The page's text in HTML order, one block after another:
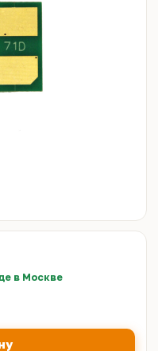
в Москве